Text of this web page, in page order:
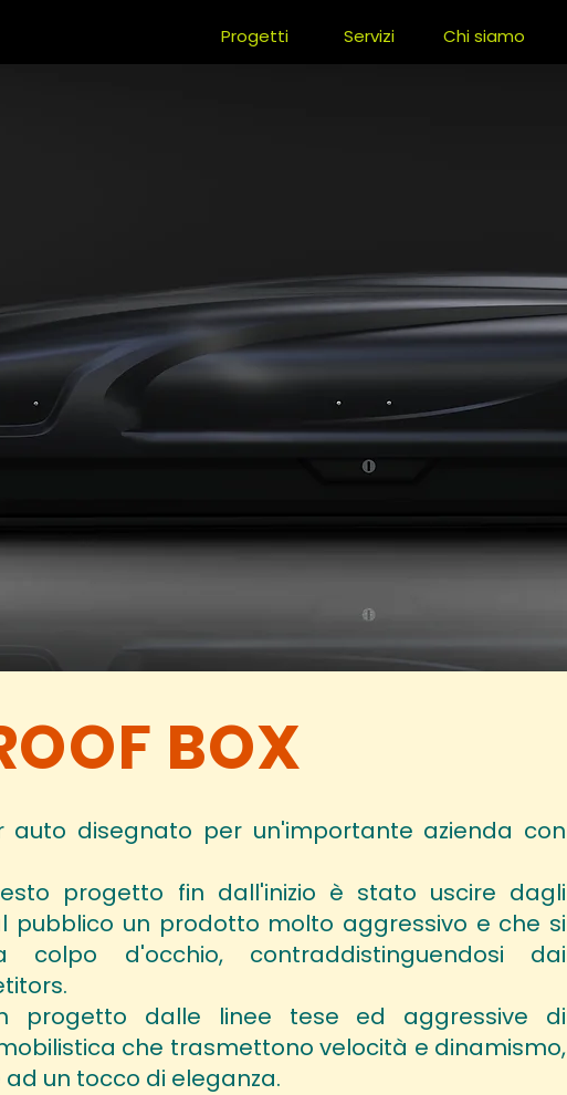
Progetti Servizi Chi siamo
BOX
auto disegnato per un'importante azienda con
progetto fin dall'inizio è stato uscire dagli
pubblico un prodotto molto aggressivo e che si
colpo d'occhio, contraddistinguendosi dai
progetto dalle linee tese ed aggressive di
che trasmettono velocità e dinamismo,
un tocco di eleganza.